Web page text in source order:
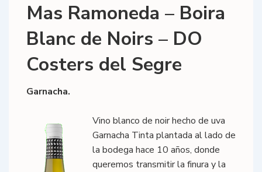
Mas Ramoneda – Boira
Blanc de Noirs – DO
Costers del Segre
Garnacha.
Vino blanco de noir hecho de uva
Garnacha Tinta plantada al lado de
la bodega hace 10 años, donde
queremos transmitir la finura y la